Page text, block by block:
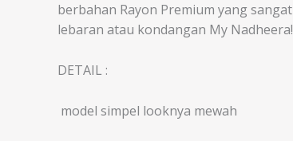
berbahan Rayon Premium yang
lebaran atau kondangan My Nadheera!
DETAIL :
️ model simpel looknya mewah